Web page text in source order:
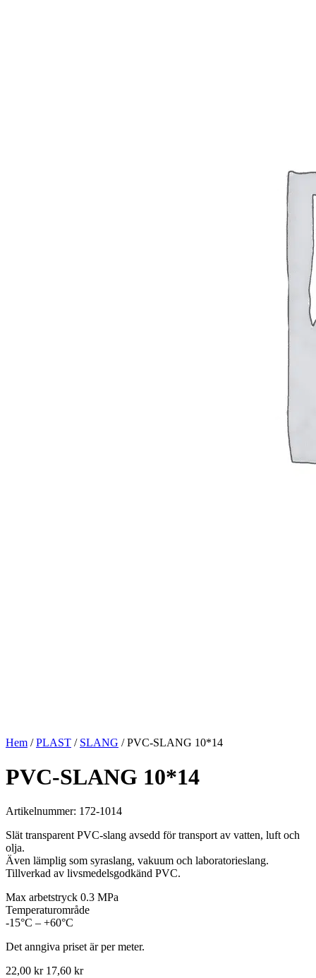
Hem /PLAST / SLANG / PVC-SLANG 10*14
PVC-SLANG 10*14
Artikelnummer: 172-1014
Slät transparent PVC-slang avsedd för transport av vatten, luft och
olja.
Även lämplig som syraslang, vakuum och laboratorieslang.
Tillverkad av livsmedelsgodkänd PVC.
Max arbetstryck 0.3 MPa
Temperaturområde
-15°C – +60°C
Det anngiva priset är per meter.
22,00 kr 17,60 kr